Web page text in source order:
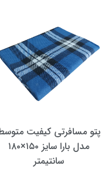
پتو مسافرتی کیفیت
مدل بارا سایز ۱۵۰×۱۸۰
سانتیمتر